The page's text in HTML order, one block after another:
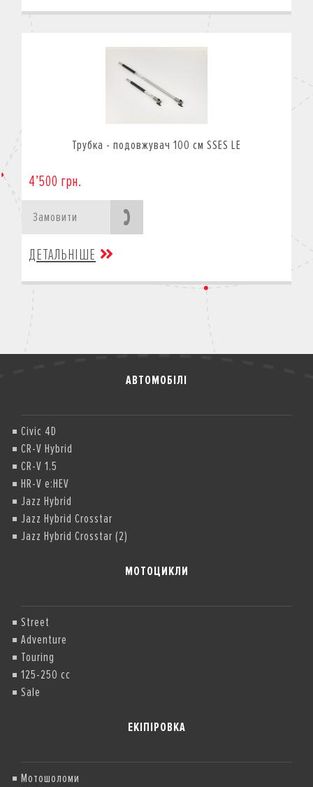
Трубка - подовжувач 100 см SSES LE
4’500 грн.
Замовити
ДЕТАЛЬНІШЕ
АВТОМОБІЛІ
Civic 4D
CR-V Hybrid
CR-V 1.5
HR-V e:HEV
Jazz Hybrid
Jazz Hybrid Crosstar
Jazz Hybrid Crosstar (2)
МОТОЦИКЛИ
Street
Adventure
Touring
125-250 cc
Sale
ЕКІПІРОВКА
Мотошоломи